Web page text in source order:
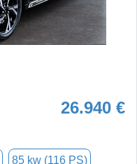
26.940 €
85 kw (116 PS)